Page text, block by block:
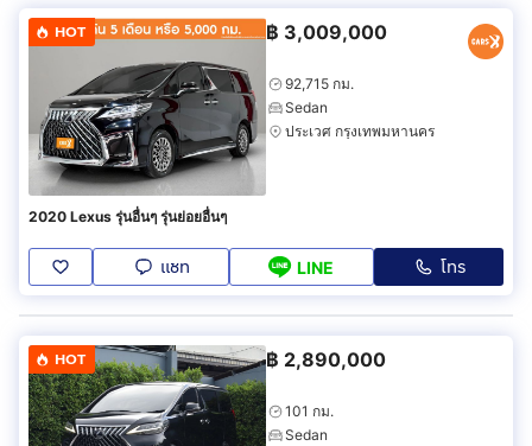
HOT ฿ 3,009,000
92,715 กม.
Sedan
ประเวศ กรุงเทพมหานคร
2020 Lexus รุ่นอื่นๆ รุ่นย่อยอื่นๆ
แชท LINE โทร
HOT ฿ 2,890,000
101 กม.
Sedan